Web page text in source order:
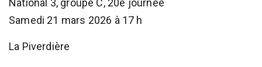
National 3, groupe C, 20e journée
Samedi 21 mars 2026 à 17 h
La Piverdière